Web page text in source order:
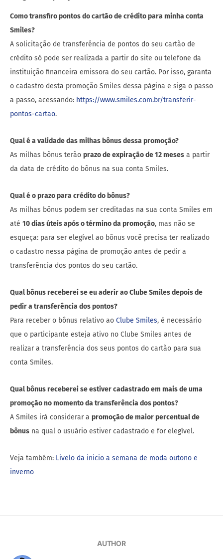
Como transfiro pontos do cartão de crédito para minha conta
Smiles?
A solicitação de transferência de pontos do seu cartão de
crédito só pode ser realizada a partir do site ou telefone da
instituição financeira emissora do seu cartão. Por isso, garanta
o cadastro desta promoção Smiles dessa página e siga o passo
a passo, acessando: https://www.smiles.com.br/transferir-
pontos-cartao.
Qual é a validade das milhas bônus dessa promoção?
As milhas bônus terão prazo de expiração de 12 meses a partir
da data de crédito do bônus na sua conta Smiles.
Qual é o prazo para crédito do bônus?
As milhas bônus podem ser creditadas na sua conta Smiles em
até 10 dias úteis após o término da promoção, mas não se
esqueça: para ser elegível ao bônus você precisa ter realizado
o cadastro nessa página de promoção antes de pedir a
transferência dos pontos do seu cartão.
Qual bônus receberei se eu aderir ao Clube Smiles depois de
pedir a transferência dos pontos?
Para receber o bônus relativo ao Clube Smiles, é necessário
que o participante esteja ativo no Clube Smiles antes de
realizar a transferência dos seus pontos do cartão para sua
conta Smiles.
Qual bônus receberei se estiver cadastrado em mais de uma
promoção no momento da transferência dos pontos?
A Smiles irá considerar a promoção de maior percentual de
bônus na qual o usuário estiver cadastrado e for elegível.
Veja também: Livelo da inicio a semana de moda outono e
inverno
AUTHOR